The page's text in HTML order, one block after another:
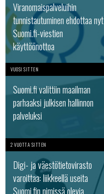
Viranomaispalveluihin
tunnistautuminen ehdottaa nyt
Suomi.fi-viestien
käyttöönottoa
VUOSI SITTEN
Suomi.fi valittiin maailman
parhaaksi julkisen hallinnon
palveluksi
2 VUOTTA SITTEN
Digi- ja väestötietovirasto
varoittaa: liikkeellä useita
Suomi.fin nimissä olevia